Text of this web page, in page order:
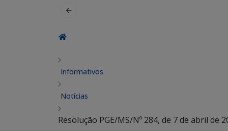
Informativos
Notícias
Resolução PGE/MS/Nº 284, de 7 de abril de